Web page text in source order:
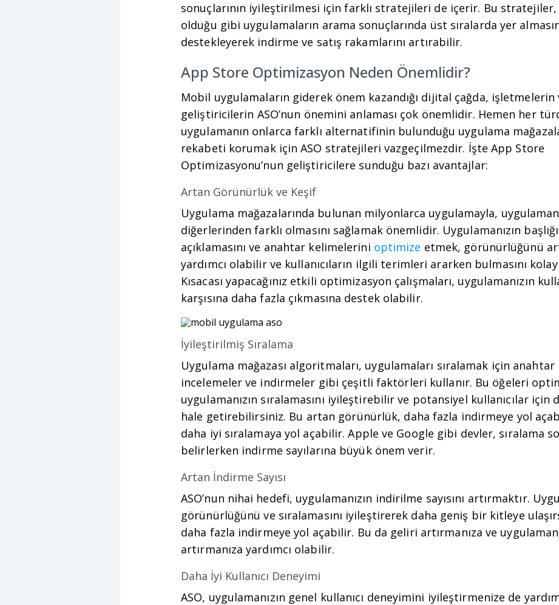
sonuçlarının iyileştirilmesi için farklı stratejileri de içerir. Bu stratejiler,
olduğu gibi uygulamaların arama sonuçlarında üst sıralarda yer
destekleyerek indirme ve satış rakamlarını artırabilir.
App Store Optimizasyon Neden Önemlidir?
Mobil uygulamaların giderek önem kazandığı dijital çağda, işletmelerin
geliştiricilerin ASO’nun önemini anlaması çok önemlidir. Hemen her
uygulamanın onlarca farklı alternatifinin bulunduğu uygulama
rekabeti korumak için ASO stratejileri vazgeçilmezdir. İşte App Store
Optimizasyonu’nun geliştiricilere sunduğu bazı avantajlar:
Artan Görünürlük ve Keşif
Uygulama mağazalarında bulunan milyonlarca uygulamayla,
diğerlerinden farklı olmasını sağlamak önemlidir. Uygulamanızın
açıklamasını ve anahtar kelimelerini optimize etmek, görünürlüğünü
yardımcı olabilir ve kullanıcıların ilgili terimleri ararken bulmasını
Kısacası yapacağınız etkili optimizasyon çalışmaları, uygulamanızın
karşısına daha fazla çıkmasına destek olabilir.
İyileştirilmiş Sıralama
Uygulama mağazası algoritmaları, uygulamaları sıralamak için
incelemeler ve indirmeler gibi çeşitli faktörleri kullanır. Bu öğeleri
uygulamanızın sıralamasını iyileştirebilir ve potansiyel kullanıcılar için
hale getirebilirsiniz. Bu artan görünürlük, daha fazla indirmeye yol
daha iyi sıralamaya yol açabilir. Apple ve Google gibi devler, sıralama
belirlerken indirme sayılarına büyük önem verir.
Artan İndirme Sayısı
ASO’nun nihai hedefi, uygulamanızın indirilme sayısını artırmaktır.
görünürlüğünü ve sıralamasını iyileştirerek daha geniş bir kitleye
daha fazla indirmeye yol açabilir. Bu da geliri artırmanıza ve
artırmanıza yardımcı olabilir.
Daha İyi Kullanıcı Deneyimi
ASO, uygulamanızın genel kullanıcı deneyimini iyileştirmenize de